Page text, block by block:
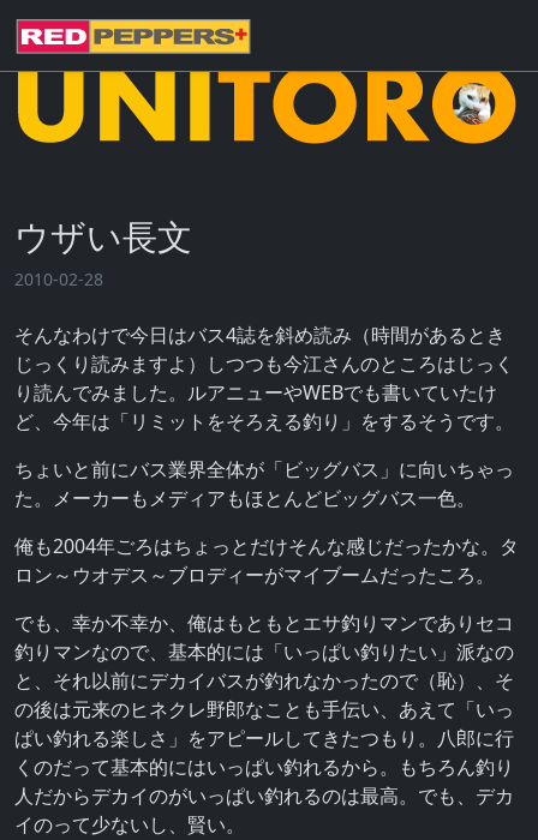
ウザい長文
2010-02-28
そんなわけで今日はバス4誌を斜め読み（時間があるとき
じっくり読みますよ）しつつも今江さんのところはじっく
り読んでみました。ルアニューやWEBでも書いていたけ
ど、今年は「リミットをそろえる釣り」をするそうです。
ちょいと前にバス業界全体が「ビッグバス」に向いちゃっ
た。メーカーもメディアもほとんどビッグバス一色。
俺も2004年ごろはちょっとだけそんな感じだったかな。タ
ロン～ウオデス～ブロディーがマイブームだったころ。
でも、幸か不幸か、俺はもともとエサ釣りマンでありセコ
釣りマンなので、基本的には「いっぱい釣りたい」派なの
と、それ以前にデカイバスが釣れなかったので（恥）、そ
の後は元来のヒネクレ野郎なことも手伝い、あえて「いっ
ぱい釣れる楽しさ」をアピールしてきたつもり。八郎に行
くのだって基本的にはいっぱい釣れるから。もちろん釣り
人だからデカイのがいっぱい釣れるのは最高。でも、デカ
イのって少ないし、賢い。